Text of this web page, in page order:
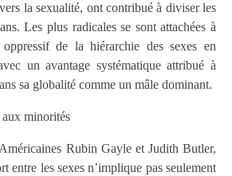
la sexualité, ont contribué à diviser les
Les plus radicales se sont attachées à
de la hiérarchie des sexes en
un avantage systématique attribué à
sa globalité comme un mâle dominant.
aux minorités
Rubin Gayle et Judith Butler,
entre les sexes n’implique pas seulement